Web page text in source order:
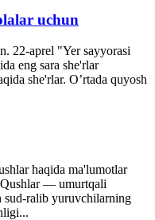
uchun
22-aprel "Yer sayyorasi
eng sara she'rlar
she'rlar. O’rtada quyosh
haqida ma'lumotlar
— umurtqali
sud-ralib yuruvchilarning